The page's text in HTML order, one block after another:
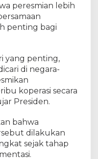
peresmian lebih
penting bagi
yang penting,
di negara-
koperasi secara
Presiden.
bahwa
dilakukan
sejak tahap